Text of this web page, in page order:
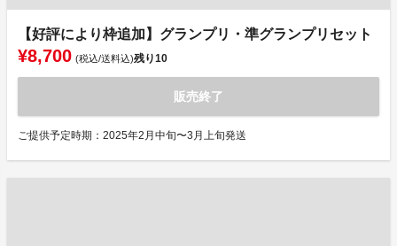
【好評により枠追加】グランプリ・準グランプリセット
¥8,700 (税込/送料込)残り10
販売終了
ご提供予定時期：2025年2月中旬〜3月上旬発送